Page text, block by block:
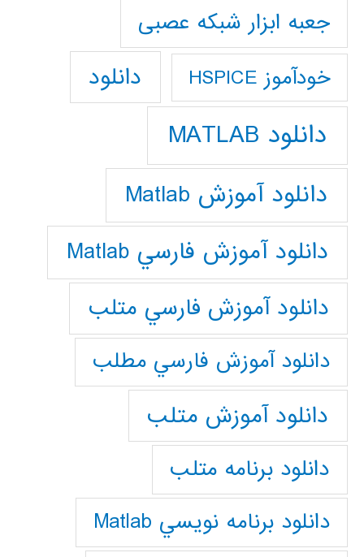
جعبه ابزار شبکه عصبی
خودآموز HSPICE دانلود
دانلود MATLAB
دانلود آموزش Matlab
دانلود آموزش فارسي Matlab
دانلود آموزش فارسي متلب
دانلود آموزش فارسي مطلب
دانلود آموزش متلب
دانلود برنامه متلب
دانلود برنامه نويسي Matlab